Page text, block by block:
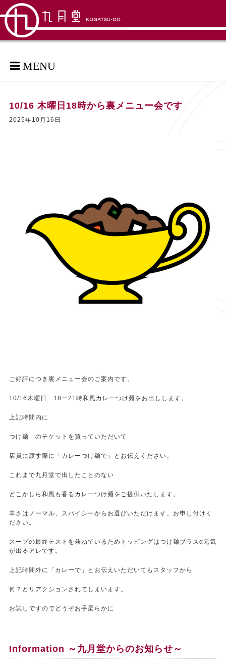
MENU
10/16 木曜日18時から裏メニュー会です
2025年10月16日
ご好評につき裏メニュー会のご案内です。
10/16木曜日 18ー21時和風カレーつけ麺をお出しします。
上記時間内に
つけ麺 のチケットを買っていただいて
店員に渡す際に「カレーつけ麺で」とお伝えください。
これまで九月堂で出したことのない
どこかしら和風も香るカレーつけ麺をご提供いたします。
辛さはノーマル、スパイシーからお選びいただけます。お申し付けく
ださい。
スープの最終テストを兼ねているためトッピングはつけ麺ブラスα元気
が出るアレです。
上記時間外に「カレーで」とお伝えいただいてもスタッフから
何？とリアクションされてしまいます。
お試しですのでどうぞお手柔らかに
Information ～九月堂からのお知らせ～